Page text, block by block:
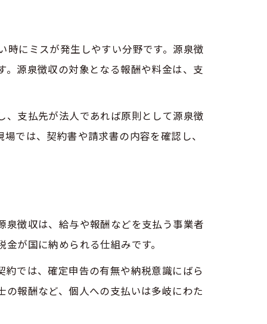
にミスが発生しやすい分野です。源泉徴
源泉徴収の対象となる報酬や料金は、支
支払先が法人であれば原則として源泉徴
では、契約書や請求書の内容を確認し、
徴収は、給与や報酬などを支払う事業者
が国に納められる仕組みです。
では、確定申告の有無や納税意識にばら
報酬など、個人への支払いは多岐にわた